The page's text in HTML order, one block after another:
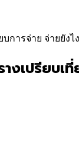
การจ่าย จ่ายยัง
ปรียบเที่